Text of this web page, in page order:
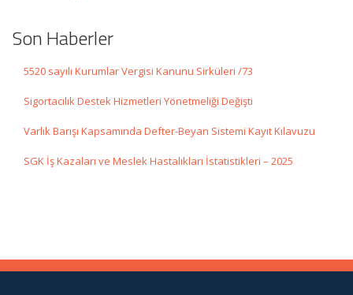
Son Haberler
5520 sayılı Kurumlar Vergisi Kanunu Sirküleri /73
Sigortacılık Destek Hizmetleri Yönetmeliği Değişti
Varlık Barışı Kapsamında Defter-Beyan Sistemi Kayıt Kılavuzu
SGK İş Kazaları ve Meslek Hastalıkları İstatistikleri – 2025